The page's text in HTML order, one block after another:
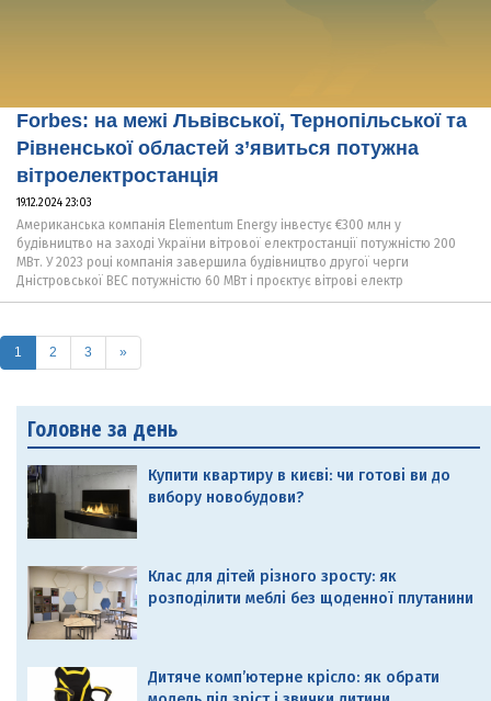
Forbes: на межі Львівської, Тернопільської та
Рівненської областей з’явиться потужна
вітроелектростанція
19.12.2024 23:03
Американська компанія Elementum Energy інвестує €300 млн у
будівництво на заході України вітрової електростанції потужністю 200
МВт. У 2023 році компанія завершила будівництво другої черги
Дністровської ВЕС потужністю 60 МВт і проєктує вітрові електр
1 (current)
2 3 »
Головне за день
Купити квартиру в києві: чи готові ви до
вибору новобудови?
Клас для дітей різного зросту: як
розподілити меблі без щоденної плутанини
Дитяче комп’ютерне крісло: як обрати